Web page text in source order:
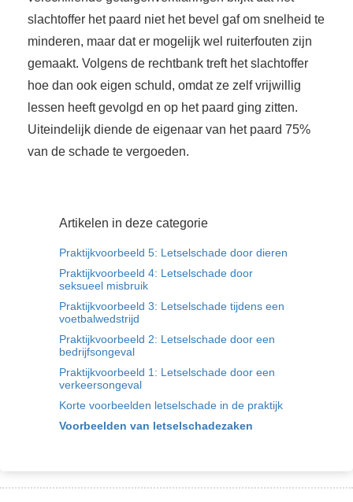
slachtoffer het paard niet het bevel gaf om snelheid te
minderen, maar dat er mogelijk wel ruiterfouten zijn
gemaakt. Volgens de rechtbank treft het slachtoffer
hoe dan ook eigen schuld, omdat ze zelf vrijwillig
lessen heeft gevolgd en op het paard ging zitten.
Uiteindelijk diende de eigenaar van het paard 75%
van de schade te vergoeden.
Artikelen in deze categorie
Praktijkvoorbeeld 5: Letselschade door dieren
Praktijkvoorbeeld 4: Letselschade door
seksueel misbruik
Praktijkvoorbeeld 3: Letselschade tijdens een
voetbalwedstrijd
Praktijkvoorbeeld 2: Letselschade door een
bedrijfsongeval
Praktijkvoorbeeld 1: Letselschade door een
verkeersongeval
Korte voorbeelden letselschade in de praktijk
Voorbeelden van letselschadezaken